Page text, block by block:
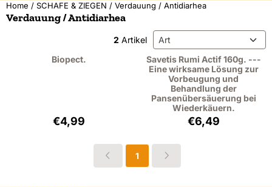
Home / SCHAFE & ZIEGEN / Verdauung / Antidiarhea
Verdauung / Antidiarhea
2 Artikel Sortiermethode
Biopect.
Preis: 4,99, ohne MwSt.: 4,58
€4,99
Savetis Rumi Actif 160g. ---
Eine wirksame Lösung zur
Vorbeugung und
Behandlung der
Pansenübersäuerung bei
Wiederkäuern.
Preis: 6,49,
€6,49
1